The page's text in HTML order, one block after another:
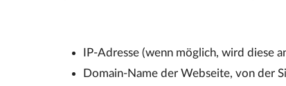
IP-Adresse (wenn möglich, wird diese
Domain-Name der Webseite, von der